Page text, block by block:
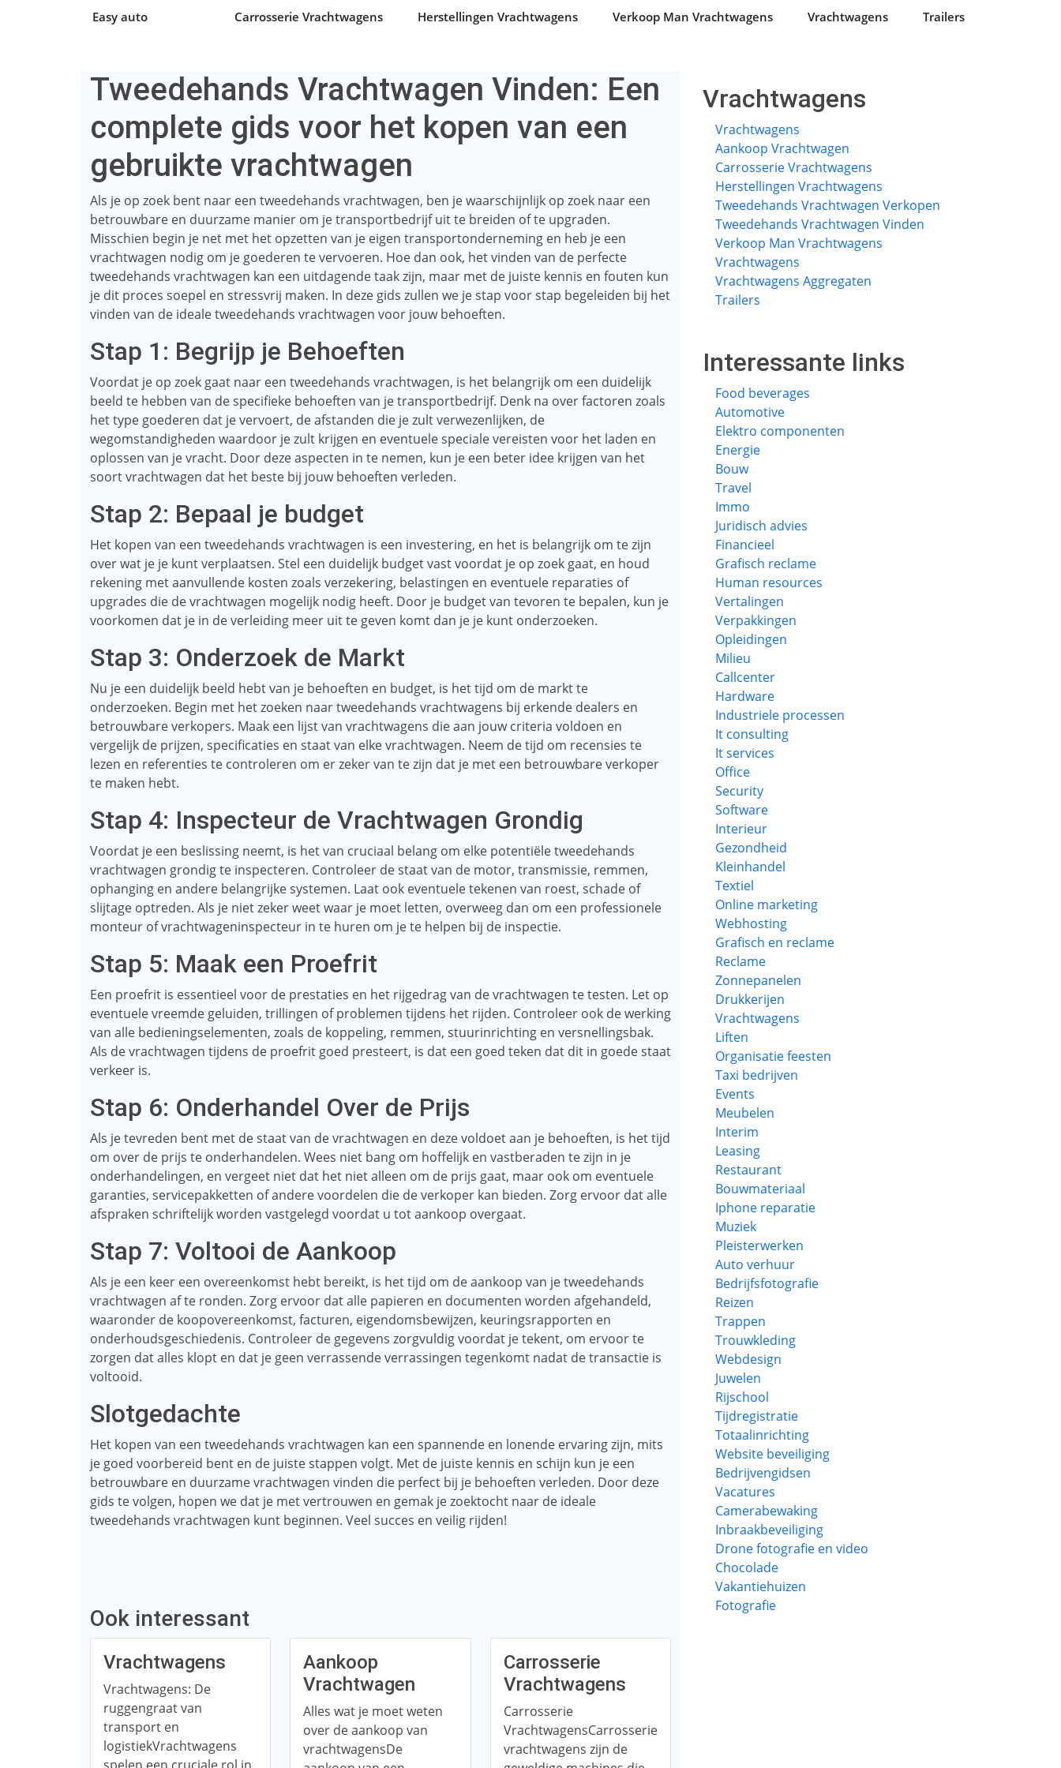
Easy auto Carrosserie Vrachtwagens Herstellingen Vrachtwagens Verkoop Man Vrachtwagens Vrachtwagens Trailers
Tweedehands Vrachtwagen Vinden: Een
complete gids voor het kopen van een
gebruikte vrachtwagen
Als je op zoek bent naar een tweedehands vrachtwagen, ben je waarschijnlijk op zoek naar een
betrouwbare en duurzame manier om je transportbedrijf uit te breiden of te upgraden.
Misschien begin je net met het opzetten van je eigen transportonderneming en heb je een
vrachtwagen nodig om je goederen te vervoeren. Hoe dan ook, het vinden van de perfecte
tweedehands vrachtwagen kan een uitdagende taak zijn, maar met de juiste kennis en fouten kun
je dit proces soepel en stressvrij maken. In deze gids zullen we je stap voor stap begeleiden bij het
vinden van de ideale tweedehands vrachtwagen voor jouw behoeften.
Stap 1: Begrijp je Behoeften
Voordat je op zoek gaat naar een tweedehands vrachtwagen, is het belangrijk om een ​​duidelijk
beeld te hebben van de specifieke behoeften van je transportbedrijf. Denk na over factoren zoals
het type goederen dat je vervoert, de afstanden die je zult verwezenlijken, de
wegomstandigheden waardoor je zult krijgen en eventuele speciale vereisten voor het laden en
oplossen van je vracht. Door deze aspecten in te nemen, kun je een beter idee krijgen van het
soort vrachtwagen dat het beste bij jouw behoeften verleden.
Stap 2: Bepaal je budget
Het kopen van een tweedehands vrachtwagen is een investering, en het is belangrijk om te zijn
over wat je je kunt verplaatsen. Stel een duidelijk budget vast voordat je op zoek gaat, en houd
rekening met aanvullende kosten zoals verzekering, belastingen en eventuele reparaties of
upgrades die de vrachtwagen mogelijk nodig heeft. Door je budget van tevoren te bepalen, kun je
voorkomen dat je in de verleiding meer uit te geven komt dan je je kunt onderzoeken.
Stap 3: Onderzoek de Markt
Nu je een duidelijk beeld hebt van je behoeften en budget, is het tijd om de markt te
onderzoeken. Begin met het zoeken naar tweedehands vrachtwagens bij erkende dealers en
betrouwbare verkopers. Maak een lijst van vrachtwagens die aan jouw criteria voldoen en
vergelijk de prijzen, specificaties en staat van elke vrachtwagen. Neem de tijd om recensies te
lezen en referenties te controleren om er zeker van te zijn dat je met een betrouwbare verkoper
te maken hebt.
Stap 4: Inspecteur de Vrachtwagen Grondig
Voordat je een beslissing neemt, is het van cruciaal belang om elke potentiële tweedehands
vrachtwagen grondig te inspecteren. Controleer de staat van de motor, transmissie, remmen,
ophanging en andere belangrijke systemen. Laat ook eventuele tekenen van roest, schade of
slijtage optreden. Als je niet zeker weet waar je moet letten, overweeg dan om een ​​professionele
monteur of vrachtwageninspecteur in te huren om je te helpen bij de inspectie.
Stap 5: Maak een Proefrit
Een proefrit is essentieel voor de prestaties en het rijgedrag van de vrachtwagen te testen. Let op
eventuele vreemde geluiden, trillingen of problemen tijdens het rijden. Controleer ook de werking
van alle bedieningselementen, zoals de koppeling, remmen, stuurinrichting en versnellingsbak.
Als de vrachtwagen tijdens de proefrit goed presteert, is dat een goed teken dat dit in goede staat
verkeer is.
Stap 6: Onderhandel Over de Prijs
Als je tevreden bent met de staat van de vrachtwagen en deze voldoet aan je behoeften, is het tijd
om over de prijs te onderhandelen. Wees niet bang om hoffelijk en vastberaden te zijn in je
onderhandelingen, en vergeet niet dat het niet alleen om de prijs gaat, maar ook om eventuele
garanties, servicepakketten of andere voordelen die de verkoper kan bieden. Zorg ervoor dat alle
afspraken schriftelijk worden vastgelegd voordat u tot aankoop overgaat.
Stap 7: Voltooi de Aankoop
Als je een keer een overeenkomst hebt bereikt, is het tijd om de aankoop van je tweedehands
vrachtwagen af ​​te ronden. Zorg ervoor dat alle papieren en documenten worden afgehandeld,
waaronder de koopovereenkomst, facturen, eigendomsbewijzen, keuringsrapporten en
onderhoudsgeschiedenis. Controleer de gegevens zorgvuldig voordat je tekent, om ervoor te
zorgen dat alles klopt en dat je geen verrassende verrassingen tegenkomt nadat de transactie is
voltooid.
Slotgedachte
Het kopen van een tweedehands vrachtwagen kan een spannende en lonende ervaring zijn, mits
je goed voorbereid bent en de juiste stappen volgt. Met de juiste kennis en schijn kun je een
betrouwbare en duurzame vrachtwagen vinden die perfect bij je behoeften verleden. Door deze
gids te volgen, hopen we dat je met vertrouwen en gemak je zoektocht naar de ideale
tweedehands vrachtwagen kunt beginnen. Veel succes en veilig rijden!
Ook interessant
Vrachtwagens
Vrachtwagens: De
ruggengraat van
transport en
logistiekVrachtwagens
Aankoop
Vrachtwagen
Alles wat je moet weten
over de aankoop van
vrachtwagensDe
Carrosserie
Vrachtwagens
Carrosserie
VrachtwagensCarrosserie
vrachtwagens zijn de
Vrachtwagens
Vrachtwagens
Aankoop Vrachtwagen
Carrosserie Vrachtwagens
Herstellingen Vrachtwagens
Tweedehands Vrachtwagen Verkopen
Tweedehands Vrachtwagen Vinden
Verkoop Man Vrachtwagens
Vrachtwagens
Vrachtwagens Aggregaten
Trailers
Interessante links
Food beverages
Automotive
Elektro componenten
Energie
Bouw
Travel
Immo
Juridisch advies
Financieel
Grafisch reclame
Human resources
Vertalingen
Verpakkingen
Opleidingen
Milieu
Callcenter
Hardware
Industriele processen
It consulting
It services
Office
Security
Software
Interieur
Gezondheid
Kleinhandel
Textiel
Online marketing
Webhosting
Grafisch en reclame
Reclame
Zonnepanelen
Drukkerijen
Vrachtwagens
Liften
Organisatie feesten
Taxi bedrijven
Events
Meubelen
Interim
Leasing
Restaurant
Bouwmateriaal
Iphone reparatie
Muziek
Pleisterwerken
Auto verhuur
Bedrijfsfotografie
Reizen
Trappen
Trouwkleding
Webdesign
Juwelen
Rijschool
Tijdregistratie
Totaalinrichting
Website beveiliging
Bedrijvengidsen
Vacatures
Camerabewaking
Inbraakbeveiliging
Drone fotografie en video
Chocolade
Vakantiehuizen
Fotografie